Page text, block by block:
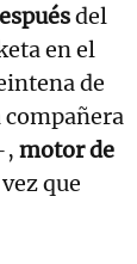
del
en el
de
compañera
motor de
que